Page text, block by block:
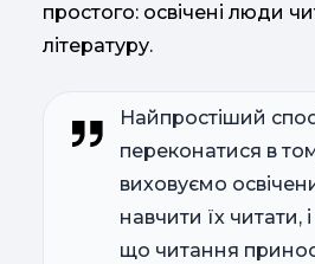
простого: освічені люди
літературу.
Найпростіший
переконатися в
виховуємо
навчити їх читати,
що читання